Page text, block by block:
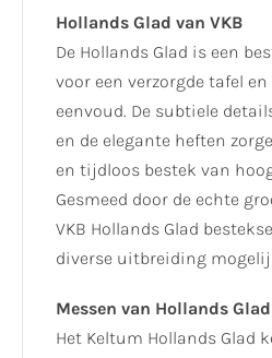
Hollands Glad van VKB
De Hollands Glad is een
voor een verzorgde tafel
eenvoud. De subtiele
en de elegante heften
en tijdloos bestek van
Gesmeed door de echte
VKB Hollands Glad
diverse uitbreiding
Messen van Hollands
Het Keltum Hollands Glad